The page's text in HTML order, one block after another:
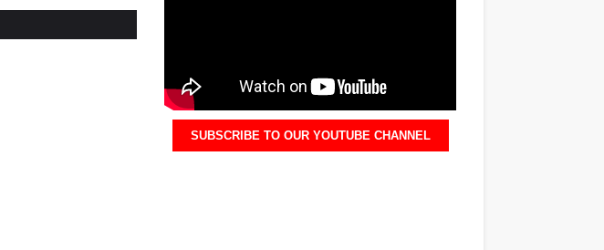
SUBSCRIBE TO OUR YOUTUBE CHANNEL